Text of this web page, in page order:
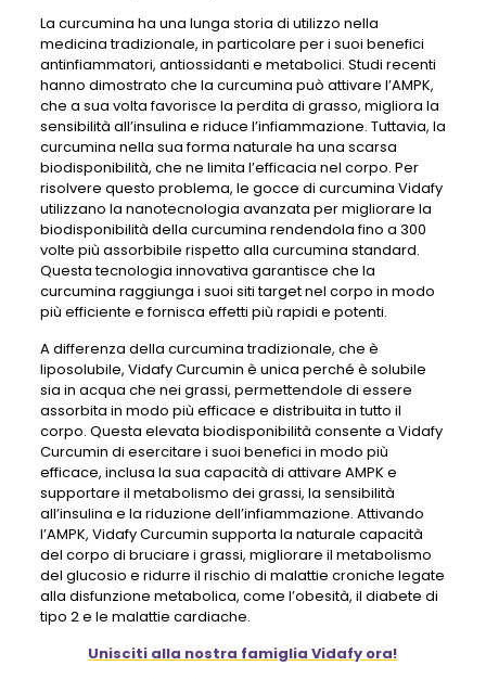
La curcumina ha una lunga storia di utilizzo nella
medicina tradizionale, in particolare per i suoi benefici
antinfiammatori, antiossidanti e metabolici. Studi recenti
hanno dimostrato che la curcumina può attivare l’AMPK,
che a sua volta favorisce la perdita di grasso, migliora la
sensibilità all’insulina e riduce l’infiammazione. Tuttavia, la
curcumina nella sua forma naturale ha una scarsa
biodisponibilità, che ne limita l’efficacia nel corpo. Per
risolvere questo problema, le gocce di curcumina Vidafy
utilizzano la nanotecnologia avanzata per migliorare la
biodisponibilità della curcumina rendendola fino a 300
volte più assorbibile rispetto alla curcumina standard.
Questa tecnologia innovativa garantisce che la
curcumina raggiunga i suoi siti target nel corpo in modo
più efficiente e fornisca effetti più rapidi e potenti.
A differenza della curcumina tradizionale, che è
liposolubile, Vidafy Curcumin è unica perché è solubile
sia in acqua che nei grassi, permettendole di essere
assorbita in modo più efficace e distribuita in tutto il
corpo. Questa elevata biodisponibilità consente a Vidafy
Curcumin di esercitare i suoi benefici in modo più
efficace, inclusa la sua capacità di attivare AMPK e
supportare il metabolismo dei grassi, la sensibilità
all’insulina e la riduzione dell’infiammazione. Attivando
l’AMPK, Vidafy Curcumin supporta la naturale capacità
del corpo di bruciare i grassi, migliorare il metabolismo
del glucosio e ridurre il rischio di malattie croniche legate
alla disfunzione metabolica, come l’obesità, il diabete di
tipo 2 e le malattie cardiache.
Unisciti alla nostra famiglia Vidafy ora!